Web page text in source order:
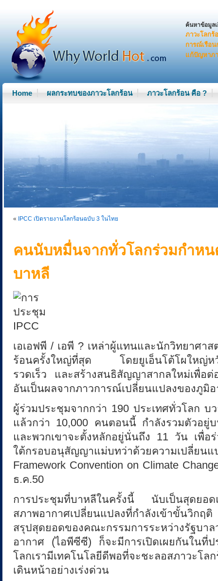
W
h
y
w
l
d
h
o
ห
ด
ภ
ค้นหาข้อมูล
ภาวะโลกร้
การณ์เรือน
แก้ปัญหาภ
Home ผลกระทบของภาวะโลกร้อน ภาวะโลกร้อน คือ ?
« IPCC เปิดรายงานโลกร้อนฉบับ 3 ในไทย
คนนับหมื่นจากทั่วโลกร่วมกำหน
บาหลี
เอเอฟพี / เอพี ? เหล่าผู้แทนและนักวิทยาศา
ร้อนครั้งใหญ่ที่สุด โดยยูเอ็นโต้โผใหญ่หวั
รวดเร็ว และสร้างสนธิสัญญาสากลใหม่เพื่อต่
อันเป็นผลจากภาวการณ์เปลี่ยนแปลงของภูมิ
ผู้ร่วมประชุมจากกว่า 190 ประเทศทั่วโลก
แล้วกว่า 10,000 คนตอนนี้ กำลังรวมตัวอยู่
และพวกเขาจะตั้งหลักอยู่นั่นถึง 11 วัน เพื่อ
ใต้กรอบอนุสัญญาแม่บทว่าด้วยความเป
Framework Convention on Climate
ธ.ค.50
การประชุมที่บาหลีในครั้งนี้ นับเป็นสุดยอด
สภาพอากาศเปลี่ยนแปลงที่กำลังเข้าขั้นวิก
สรุปสุดยอดของคณะกรรมการระหว่างรัฐบา
อากาศ (ไอพีซีซี) ก็จะมีการเปิดเผยกันในที่
โลกเรามีเทคโนโลยีดีพอที่จะชะลอสภาวะโ
เดินหน้าอย่างเร่งด่วน